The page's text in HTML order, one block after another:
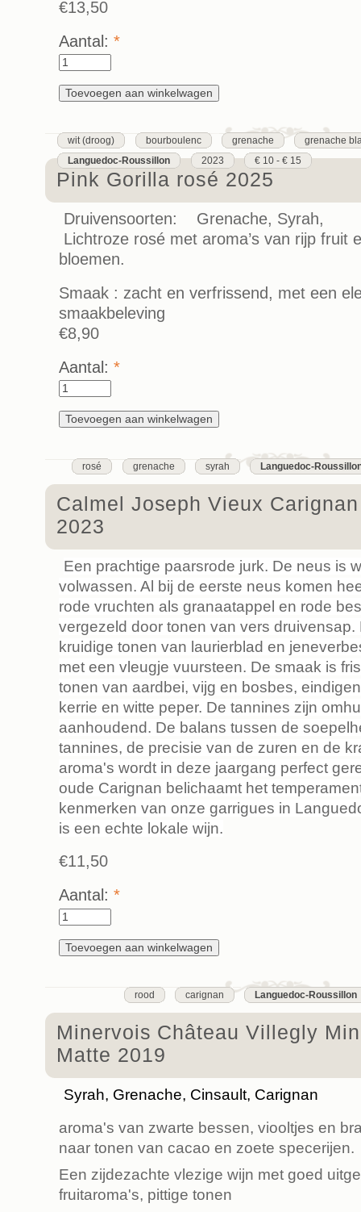
€13,50
Aantal: *
wit (droog) bourboulenc grenache
grenache
Languedoc-Roussillon
2023 € 10 - € 15
Pink Gorilla rosé 2025
Druivensoorten: Grenache, Syrah,
Lichtroze rosé met aroma’s van rijp fruit
bloemen.
Smaak : zacht en verfrissend, met een
smaakbeleving
€8,90
Aantal: *
rosé grenache syrah Languedoc-
Calmel Joseph Vieux
2023
Een prachtige paarsrode jurk. De neus is
volwassen. Al bij de eerste neus komen
rode vruchten als granaatappel en rode
vergezeld door tonen van vers druivensap.
kruidige tonen van laurierblad en
met een vleugje vuursteen. De smaak is
tonen van aardbei, vijg en bosbes,
kerrie en witte peper. De tannines zijn
aanhoudend. De balans tussen de
tannines, de precisie van de zuren en de
aroma's wordt in deze jaargang perfect
oude Carignan belichaamt het
kenmerken van onze garrigues in
is een echte lokale wijn.
€11,50
Aantal: *
rood carignan Languedoc-Roussillon
Minervois Château Villegly
Matte 2019
Syrah, Grenache, Cinsault, Carignan
aroma's van zwarte bessen, viooltjes en
naar tonen van cacao en zoete specerijen.
Een zijdezachte vlezige wijn met goed
fruitaroma's, pittige tonen